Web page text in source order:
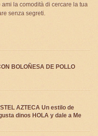
la comodità di cercare la tua
senza segreti.
BOLOÑESA DE POLLO
AZTECA Un estilo de
dinos HOLA y dale a Me